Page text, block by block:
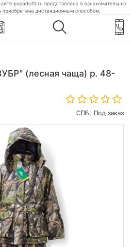
popadiv10.ru представлена в ознакомительных
дистанционным способом.
(лесная чаща) р. 48-
СПБ: Под заказ